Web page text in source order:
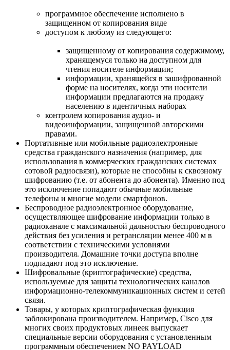
программное обеспечение исполнено в
защищенном от копирования виде
доступом к любому из следующего:
защищенному от копирования содержимому,
хранящемуся только на доступном для
чтения носителе информации;
информации, хранящейся в зашифрованной
форме на носителях, когда эти носители
информации предлагаются на продажу
населению в идентичных наборах
контролем копирования аудио- и
видеоинформации, защищенной авторскими
правами.
Портативные или мобильные радиоэлектронные
средства гражданского назначения (например, для
использования в коммерческих гражданских системах
сотовой радиосвязи), которые не способны к сквозному
шифрованию (т.е. от абонента до абонента). Именно под
это исключение попадают обычные мобильные
телефоны и многие модели смартфонов.
Беспроводное радиоэлектронное оборудование,
осуществляющее шифрование информации только в
радиоканале с максимальной дальностью беспроводного
действия без усиления и ретрансляции менее 400 м в
соответствии с техническими условиями
производителя. Домашние точки доступа вполне
подпадают под это исключение.
Шифровальные (криптографические) средства,
используемые для защиты технологических каналов
информационно-телекоммуникационных систем и сетей
связи.
Товары, у которых криптографическая функция
заблокирована производителем. Например, Cisco для
многих своих продуктовых линеек выпускает
специальные версии оборудования с установленным
программным обеспечением NO PAYLOAD